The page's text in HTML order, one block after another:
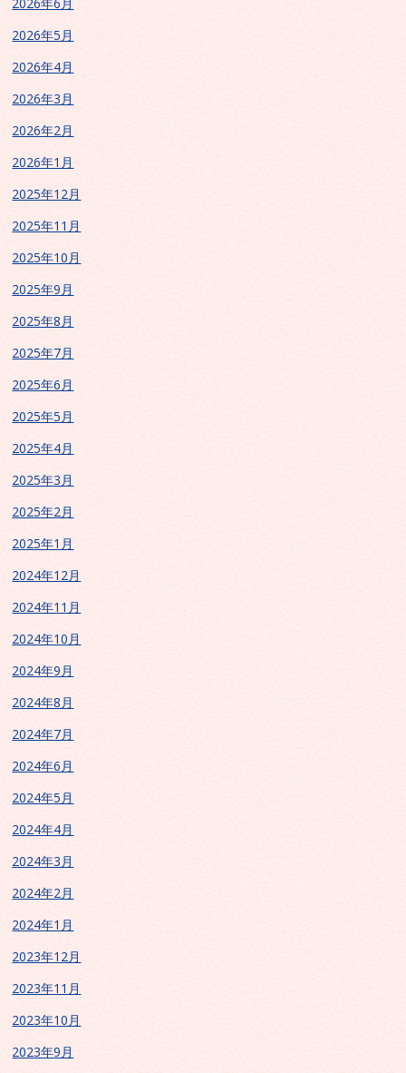
2026年5月
2026年4月
2026年3月
2026年2月
2026年1月
2025年12月
2025年11月
2025年10月
2025年9月
2025年8月
2025年7月
2025年6月
2025年5月
2025年4月
2025年3月
2025年2月
2025年1月
2024年12月
2024年11月
2024年10月
2024年9月
2024年8月
2024年7月
2024年6月
2024年5月
2024年4月
2024年3月
2024年2月
2024年1月
2023年12月
2023年11月
2023年10月
2023年9月